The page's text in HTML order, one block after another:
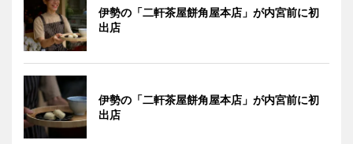
伊勢の「二軒茶屋餅角屋本店」が内宮前に初
出店
伊勢の「二軒茶屋餅角屋本店」が内宮前に初
出店